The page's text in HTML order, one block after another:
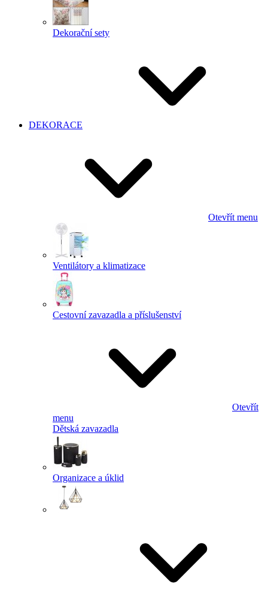
Dekorační sety
DEKORACE
Otevřít menu
Ventilátory a klimatizace
Cestovní zavazadla a příslušenství
Otevřít
menu
Dětská zavazadla
Organizace a úklid